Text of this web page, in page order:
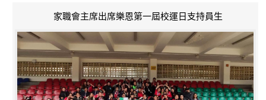
家職會主席出席樂恩第一屆校運日支持員生